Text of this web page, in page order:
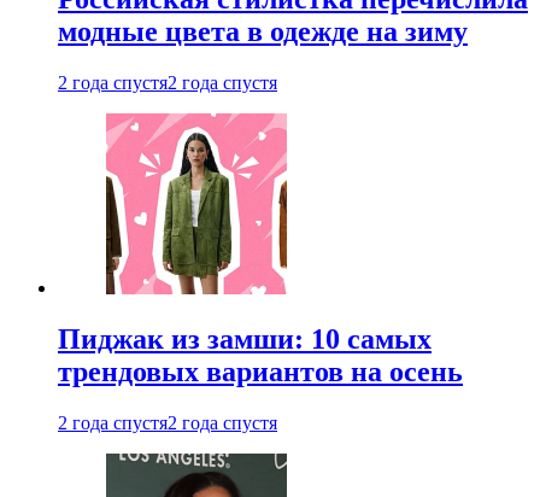
модные цвета в одежде на зиму
2 года спустя2 года спустя
Пиджак из замши: 10 самых
трендовых вариантов на осень
2 года спустя2 года спустя